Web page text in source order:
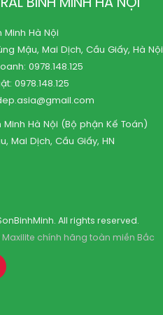
BÌNH MINH HÀ NỘI
Minh Hà Nội
Mậu, Mai Dịch, Cầu Giấy, Hà Nội
0978.148.125
0978.148.125
Minh Hà Nội (Bộ phận Kế Toán)
Mai Dịch, Cầu Giấy, HN
All rights reserved.
chính hãng toàn miền Bắc